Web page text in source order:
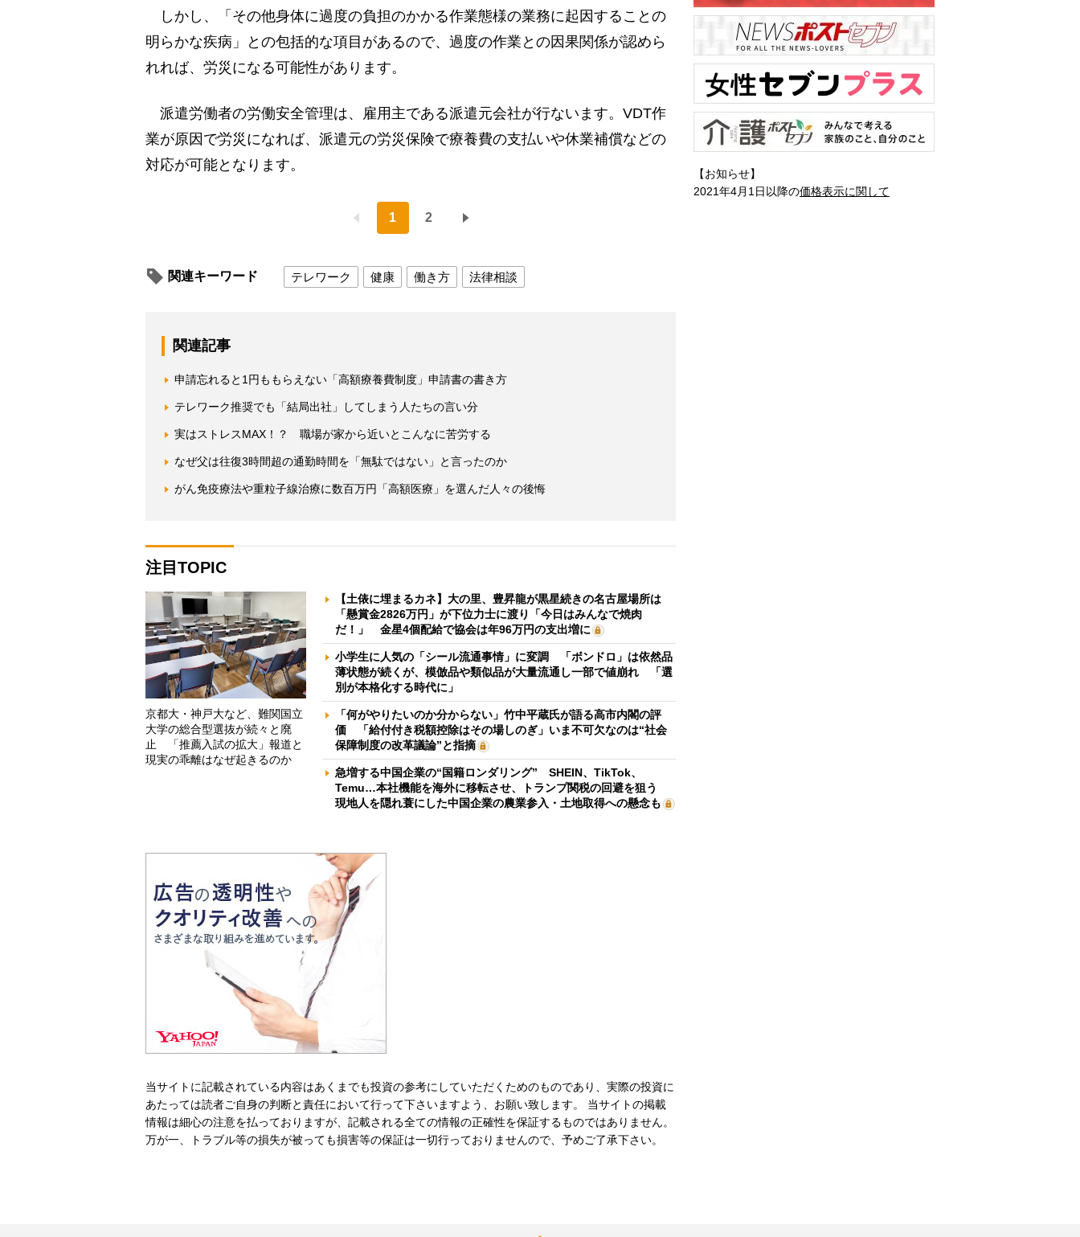
しかし、「その他身体に過度の負担のかかる作業態様の業務に起因することの
明らかな疾病」との包括的な項目があるので、過度の作業との因果関係が認めら
れれば、労災になる可能性があります。
派遣労働者の労働安全管理は、雇用主である派遣元会社が行ないます。VDT作
業が原因で労災になれば、派遣元の労災保険で療養費の支払いや休業補償などの
対応が可能となります。
1 2
関連キーワード テレワーク 健康 働き方 法律相談
関連記事
申請忘れると1円ももらえない「高額療養費制度」申請書の書き方
テレワーク推奨でも「結局出社」してしまう人たちの言い分
実はストレスMAX！？ 職場が家から近いとこんなに苦労する
なぜ父は往復3時間超の通勤時間を「無駄ではない」と言ったのか
がん免疫療法や重粒子線治療に数百万円「高額医療」を選んだ人々の後悔
注目TOPIC
京都大・神戸大など、難関国立
大学の総合型選抜が続々と廃
止 「推薦入試の拡大」報道と
現実の乖離はなぜ起きるのか
【土俵に埋まるカネ】大の里、豊昇龍が黒星続きの名古屋場所は
「懸賞金2826万円」が下位力士に渡り「今日はみんなで焼肉
だ！」 金星4個配給で協会は年96万円の支出増に
小学生に人気の「シール流通事情」に変調 「ボンドロ」は依然品
薄状態が続くが、模倣品や類似品が大量流通し一部で値崩れ 「選
別が本格化する時代に」
「何がやりたいのか分からない」竹中平蔵氏が語る高市内閣の評
価 「給付付き税額控除はその場しのぎ」いま不可欠なのは“社会
保障制度の改革議論”と指摘
急増する中国企業の“国籍ロンダリング” SHEIN、TikTok、
Temu…本社機能を海外に移転させ、トランプ関税の回避を狙う
現地人を隠れ蓑にした中国企業の農業参入・土地取得への懸念も
当サイトに記載されている内容はあくまでも投資の参考にしていただくためのものであり、実際の投資に
あたっては読者ご自身の判断と責任において行って下さいますよう、お願い致します。 当サイトの掲載
情報は細心の注意を払っておりますが、記載される全ての情報の正確性を保証するものではありません。
万が一、トラブル等の損失が被っても損害等の保証は一切行っておりませんので、予めご了承下さい。
【お知らせ】
2021年4月1日以降の価格表示に関して